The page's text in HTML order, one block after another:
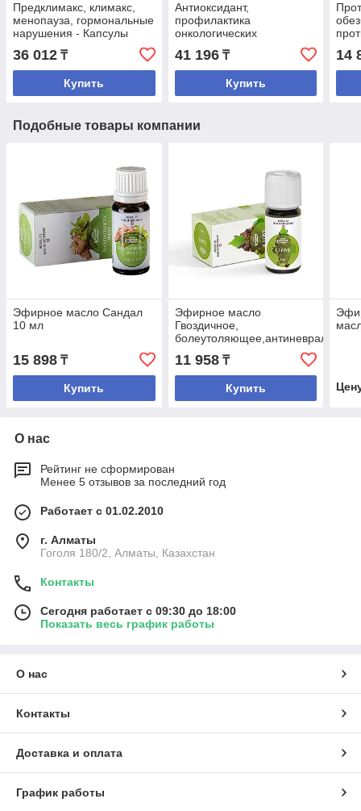
Предклимакс, климакс,
менопауза, гормональные
нарушения - Капсулы
36 012 ₸
Купить
Антиоксидант,
профилактика
онкологических
забоеваний- таблетки
"Зеленый чай с мятой
перечной"
41 196₸
Купить
14
Подобные товары компании
Эфирное масло Сандал
10 мл
15 898 ₸
Купить
Эфирное масло
Гвоздичное,
11 958₸
Купить
О нас
Рейтинг не сформирован
Менее 5 отзывов за последний год
Работает с 01.02.2010
г. Алматы
Гоголя 180/2, Алматы, Казахстан
Контакты
Сегодня работает с 09:30 до 18:00
Показать весь график работы
О нас
Контакты
Доставка и оплата
График работы